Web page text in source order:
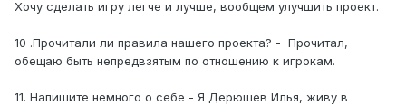
Хочу сделать игру легче и лучше, вообщем улучшить проект.
10 .Прочитали ли правила нашего проекта? - Прочитал,
обещаю быть непредвзятым по отношению к игрокам.
11. Напишите немного о себе - Я Дерюшев Илья, живу в